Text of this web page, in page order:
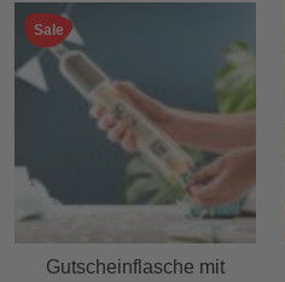
Sale
Gutscheinflasche mit